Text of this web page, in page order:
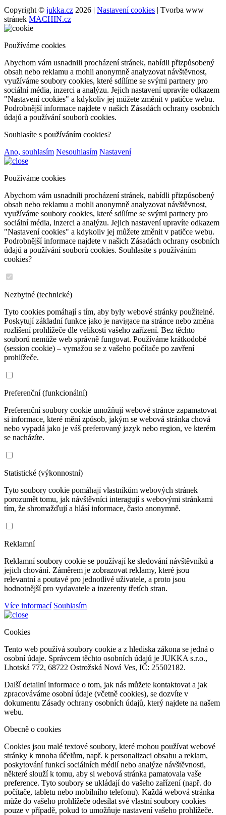
Copyright © jukka.cz 2026 | Nastavení cookies | Tvorba www
stránek MACHIN.cz
Používáme cookies
Abychom vám usnadnili procházení stránek, nabídli přizpůsobený
obsah nebo reklamu a mohli anonymně analyzovat návštěvnost,
využíváme soubory cookies, které sdílíme se svými partnery pro
sociální média, inzerci a analýzu. Jejich nastavení upravíte odkazem
"Nastavení cookies" a kdykoliv jej můžete změnit v patičce webu.
Podrobnější informace najdete v našich Zásadách ochrany osobních
údajů a používání souborů cookies.
Souhlasíte s používáním cookies?
Ano, souhlasím Nesouhlasím Nastavení
Používáme cookies
Abychom vám usnadnili procházení stránek, nabídli přizpůsobený
obsah nebo reklamu a mohli anonymně analyzovat návštěvnost,
využíváme soubory cookies, které sdílíme se svými partnery pro
sociální média, inzerci a analýzu. Jejich nastavení upravíte odkazem
"Nastavení cookies" a kdykoliv jej můžete změnit v patičce webu.
Podrobnější informace najdete v našich Zásadách ochrany osobních
údajů a používání souborů cookies. Souhlasíte s používáním
cookies?
Nezbytné (technické)
Tyto cookies pomáhají s tím, aby byly webové stránky použitelné.
Poskytují základní funkce jako je navigace na stránce nebo změna
rozlišení prohlížeče dle velikosti vašeho zařízení. Bez těchto
souborů nemůže web správně fungovat. Používáme krátkodobé
(session cookie) – vymažou se z vašeho počítače po zavření
prohlížeče.
Preferenční (funkcionální)
Preferenční soubory cookie umožňují webové stránce zapamatovat
si informace, které mění způsob, jakým se webová stránka chová
nebo vypadá jako je váš preferovaný jazyk nebo region, ve kterém
se nacházíte.
Statistické (výkonnostní)
Tyto soubory cookie pomáhají vlastníkům webových stránek
porozumět tomu, jak návštěvníci interagují s webovými stránkami
tím, že shromažďují a hlásí informace, často anonymně.
Reklamní
Reklamní soubory cookie se používají ke sledování návštěvníků a
jejich chování. Záměrem je zobrazovat reklamy, které jsou
relevantní a poutavé pro jednotlivé uživatele, a proto jsou
hodnotnější pro vydavatele a inzerenty třetích stran.
Více informací Souhlasím
Cookies
Tento web používá soubory cookie a z hlediska zákona se jedná o
osobní údaje. Správcem těchto osobních údajů je JUKKA s.r.o.,
Lhotská 772, 68722 Ostrožská Nová Ves, IČ: 25502182.
Další detailní informace o tom, jak nás můžete kontaktovat a jak
zpracováváme osobní údaje (včetně cookies), se dozvíte v
dokumentu Zásady ochrany osobních údajů, který najdete na našem
webu.
Obecně o cookies
Cookies jsou malé textové soubory, které mohou používat webové
stránky k mnoha účelům, např. k personalizaci obsahu a reklam,
poskytování funkcí sociálních médií nebo analýze návštěvnosti,
některé slouží k tomu, aby si webová stránka pamatovala vaše
preference. Tyto soubory se ukládají do vašeho zařízení (např. do
počítače, tabletu nebo mobilního telefonu). Každá webová stránka
může do vašeho prohlížeče odesílat své vlastní soubory cookies
pouze v případě, pokud to umožňuje nastavení vašeho prohlížeče.